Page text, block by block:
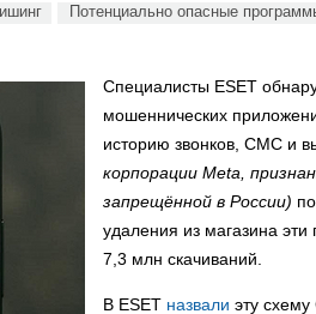
Потенциально опасные
Специалисты ESET
мошеннических
историю звонков, СМС и
корпорации Meta,
запрещённой в России)
удаления из магазина
7,3 млн скачиваний.
В ESET назвали эту